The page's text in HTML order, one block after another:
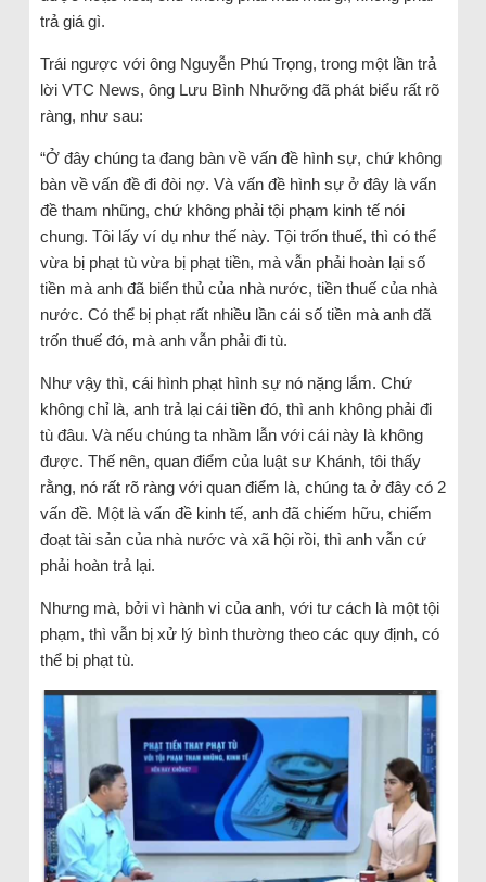
trả giá gì.
Trái ngược với ông Nguyễn Phú Trọng, trong một lần trả
lời VTC News, ông Lưu Bình Nhưỡng đã phát biểu rất rõ
ràng, như sau:
“Ở đây chúng ta đang bàn về vấn đề hình sự, chứ không
bàn về vấn đề đi đòi nợ. Và vấn đề hình sự ở đây là vấn
đề tham nhũng, chứ không phải tội phạm kinh tế nói
chung. Tôi lấy ví dụ như thế này. Tội trốn thuế, thì có thể
vừa bị phạt tù vừa bị phạt tiền, mà vẫn phải hoàn lại số
tiền mà anh đã biển thủ của nhà nước, tiền thuế của nhà
nước. Có thể bị phạt rất nhiều lần cái số tiền mà anh đã
trốn thuế đó, mà anh vẫn phải đi tù.
Như vậy thì, cái hình phạt hình sự nó nặng lắm. Chứ
không chỉ là, anh trả lại cái tiền đó, thì anh không phải đi
tù đâu. Và nếu chúng ta nhầm lẫn với cái này là không
được. Thế nên, quan điểm của luật sư Khánh, tôi thấy
rằng, nó rất rõ ràng với quan điểm là, chúng ta ở đây có 2
vấn đề. Một là vấn đề kinh tế, anh đã chiếm hữu, chiếm
đoạt tài sản của nhà nước và xã hội rồi, thì anh vẫn cứ
phải hoàn trả lại.
Nhưng mà, bởi vì hành vi của anh, với tư cách là một tội
phạm, thì vẫn bị xử lý bình thường theo các quy định, có
thể bị phạt tù.